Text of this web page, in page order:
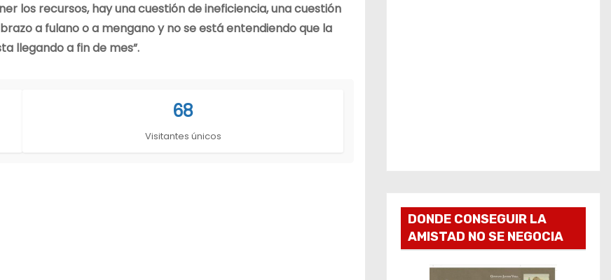
los recursos, hay una cuestión de ineficiencia, una cuestión
a fulano o a mengano y no se está entendiendo que la
llegando a fin de mes”.
68
Visitantes únicos
DONDE CONSEGUIR LA
AMISTAD NO SE NEGOCIA